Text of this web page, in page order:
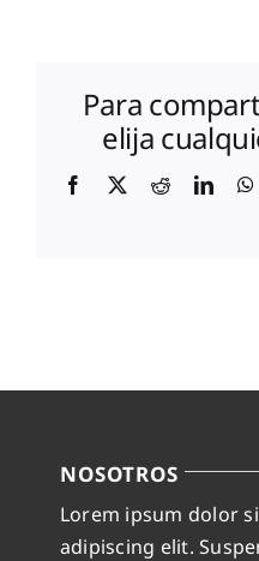
Para
elija
Facebook
X Reddit
NOSOTROS
Lorem ipsum dolor
adipiscing elit.